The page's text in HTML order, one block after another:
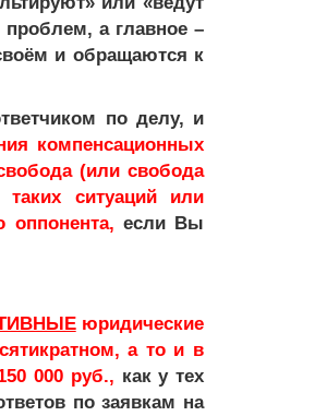
а главное –
и обращаются к
по делу, и
компенсационных
(или свобода
ситуаций или
оппонента, если Вы
юридические
а то и в
000 руб., как у тех
по заявкам на